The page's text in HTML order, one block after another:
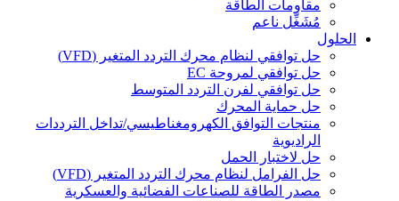
مقاومات الطاقة
مُشَغِّل ناعم
الحلول
حل توافقي لنظام محرك التردد المتغير (VFD)
حل توافقي لمروحة EC
حل توافقي لفرن التردد المتوسط
حل حماية المحرك
منتجات التوافق الكهرومغناطيسي/تداخل الترددات
الراديوية
حل لاختبار الحمل
حل الفرامل لنظام محرك التردد المتغير (VFD)
مصدر الطاقة للصناعات الفضائية والعسكرية